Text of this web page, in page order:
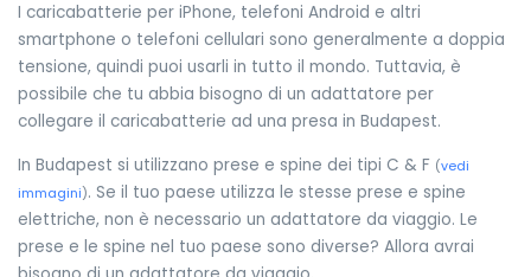
I caricabatterie per iPhone, telefoni Android e altri
smartphone o telefoni cellulari sono generalmente a doppia
tensione, quindi puoi usarli in tutto il mondo. Tuttavia, è
possibile che tu abbia bisogno di un adattatore per
collegare il caricabatterie ad una presa in Budapest.
In Budapest si utilizzano prese e spine dei tipi C & F (vedi
immagini). Se il tuo paese utilizza le stesse prese e spine
elettriche, non è necessario un adattatore da viaggio. Le
prese e le spine nel tuo paese sono diverse? Allora avrai